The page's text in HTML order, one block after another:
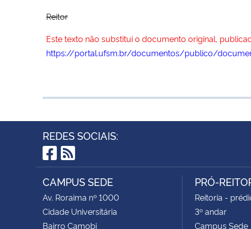
Reitor
Este texto não substitui o documento original,
https://portal.ufsm.br/documentos/publico/
REDES SOCIAIS:
Facebook
RSS
CAMPUS SEDE
Av. Roraima nº 1000
Cidade Universitária
Bairro Camobi
PRÓ-
Reitoria -
3º andar
Campus Sede